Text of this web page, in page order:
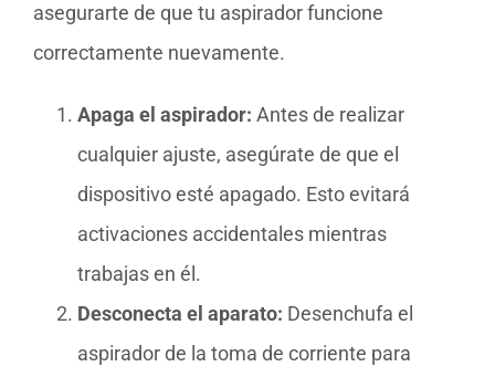
asegurarte de que tu aspirador funcione
correctamente nuevamente.
Apaga el aspirador: Antes de realizar
cualquier ajuste, asegúrate de que el
dispositivo esté apagado. Esto evitará
activaciones accidentales mientras
trabajas en él.
Desconecta el aparato: Desenchufa el
aspirador de la toma de corriente para